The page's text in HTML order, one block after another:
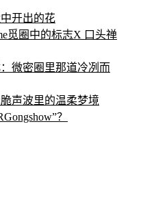
开出的花
觅圈中的标志X 口头禅
微密圈里那道冷冽而
声波里的温柔梦境
？